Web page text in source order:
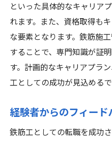
といった具体的なキャリア
れます。また、資格取得も
な要素となります。鉄筋施
することで、専門知識が証
す。計画的なキャリアプラ
工としての成功が見込めるで
経験者からのフィー
鉄筋工としての転職を成功